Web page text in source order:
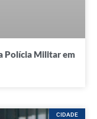
Polícia Militar em
CIDADE